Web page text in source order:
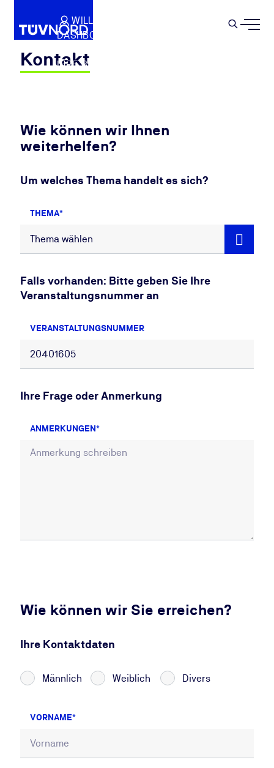
Springe zum Hauptinhalt
WILLKOMMEN
DASHBOARD
IHR PROFIL
IHRE BUCHUNGEN
Kontakt
Wie können wir Ihnen
weiterhelfen?
Um welches Thema handelt es sich?
THEMA
Falls vorhanden: Bitte geben Sie Ihre
Veranstaltungsnummer an
VERANSTALTUNGSNUMMER
Ihre Frage oder Anmerkung
ANMERKUNGEN
Wie können wir Sie erreichen?
Ihre Kontaktdaten
Männlich Weiblich Divers
VORNAME